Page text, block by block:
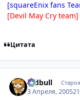
[squareEnix fans
[Devil May Cry team]
Цитата
redbull
3 Апреля, 2005